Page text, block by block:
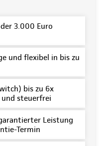
3.000 Euro
und flexibel in bis zu
bis zu 6x
steuerfrei
Leistung
Termin